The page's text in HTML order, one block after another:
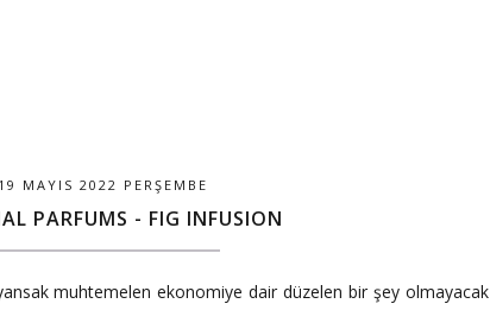
19 MAYIS 2022 PERŞEMBE
PARFUMS - FIG INFUSION
muhtemelen ekonomiye dair düzelen bir şey olmayacak